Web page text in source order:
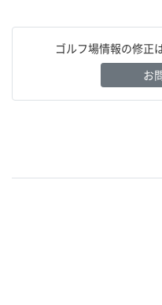
ゴルフ場情報の修正
お